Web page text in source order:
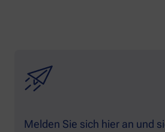
Melden Sie sich hier an und